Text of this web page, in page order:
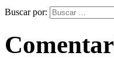
Buscar por: